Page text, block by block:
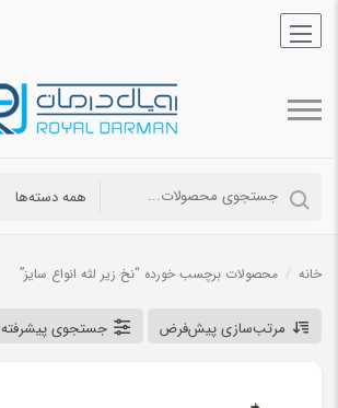
خانه / محصولات برچسب خورده “نخ زیر لثه انواع سایز”
مرتب‌سازی پیش‌فرض جستجوی پیشرفته